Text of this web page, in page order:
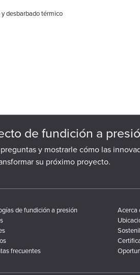
desbarbado térmico
de fundición a
y mostrarle cómo las
su próximo proyecto.
de fundición a presión
frecuentes
Acerca